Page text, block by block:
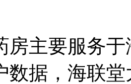
房主要服务
数据，海联